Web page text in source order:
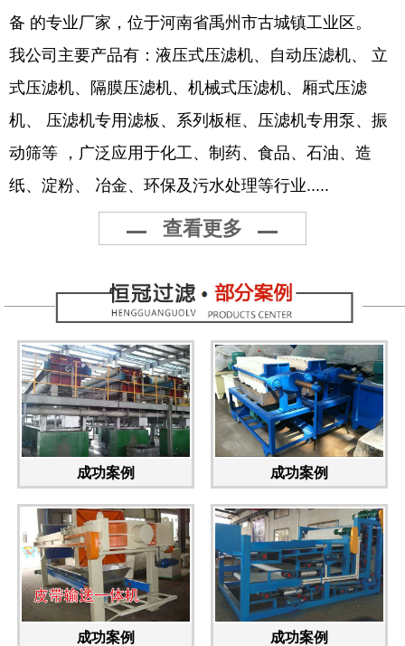
备 的专业厂家，位于河南省禹州市古城镇工业区。
我公司主要产品有：液压式压滤机、自动压滤机、 立
式压滤机、隔膜压滤机、机械式压滤机、厢式压滤
机、 压滤机专用滤板、系列板框、压滤机专用泵、振
动筛等 ，广泛应用于化工、制药、食品、石油、造
纸、淀粉、 冶金、环保及污水处理等行业.....
查看更多
成功案例 成功案例
成功案例 成功案例